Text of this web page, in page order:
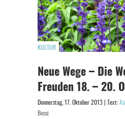
KULTUR
Neue Wege – Die
Freuden 18. – 20.
Donnerstag, 17. Oktober 2013 | Text:
Bossi